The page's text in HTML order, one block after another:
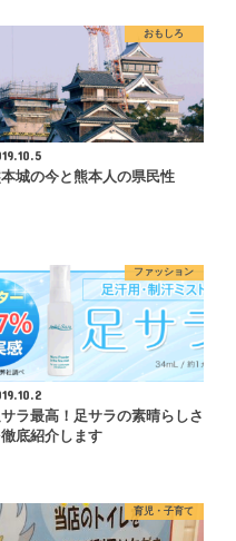
おもしろ
城の今と熊本人の県民性
ファッション
サラ最高！足サラの素晴らしさ
底紹介します
育児・子育て